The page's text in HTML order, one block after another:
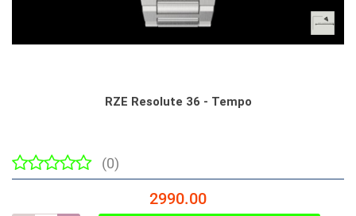
RZE Resolute 36 - Tempo
(0)
2990.00